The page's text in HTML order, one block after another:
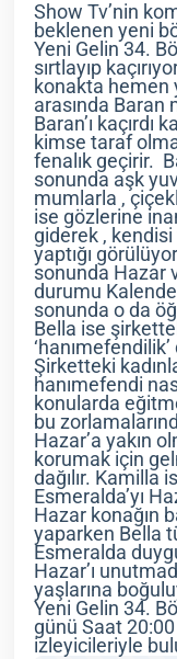
Show Tv’nin
beklenen yeni
Yeni Gelin 34.
sırtlayıp
konakta hemen
arasında Baran
Baran’ı kaçırdı
kimse taraf
fenalık geçirir.
sonunda aşk
mumlarla ,
ise gözlerine
giderek ,
yaptığı
sonunda Hazar
durumu
sonunda o da
Bella ise
Şirketteki
hanımefendi
konularda
bu
Hazar’a yakın
korumak için
dağılır. Kamilla
Esmeralda’yı
Hazar konağın
yaparken Bella
Esmeralda
Hazar’ı
yaşlarına
Yeni Gelin 34.
günü Saat
izleyicileriyle